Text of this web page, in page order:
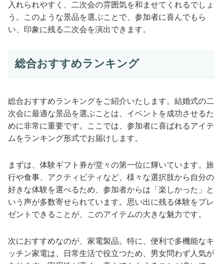
入れられやすく、二次会の雰囲気を和ませてくれるでしょ
う。このような景品を選ぶことで、参加者に喜んでもら
い、印象に残る二次会を演出できます。
総合おすすめランキング
総合おすすめランキングをご紹介いたします。結婚式の二
次会に最適な景品を選ぶことは、イベントを成功させるた
めに非常に重要です。ここでは、参加者に喜ばれるアイテ
ムをランキング形式でお届けします。
まずは、体験ギフト券が堂々の第一位に輝いています。旅
行や食事、アクティビティなど、様々な選択肢から自分の
好きな体験を選べるため、参加者からは「楽しかった」と
いう声が多数寄せられています。思い出に残る体験をプレ
ゼントできることが、このアイテムの大きな魅力です。
次におすすめなのが、家電製品。特に、便利で多機能なキ
ッチン家電は、日常生活で役立つため、男女問わず人気が